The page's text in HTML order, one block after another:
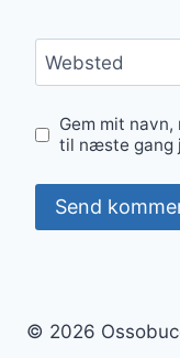
Websted
Gem mit
til næste gang
© 2026